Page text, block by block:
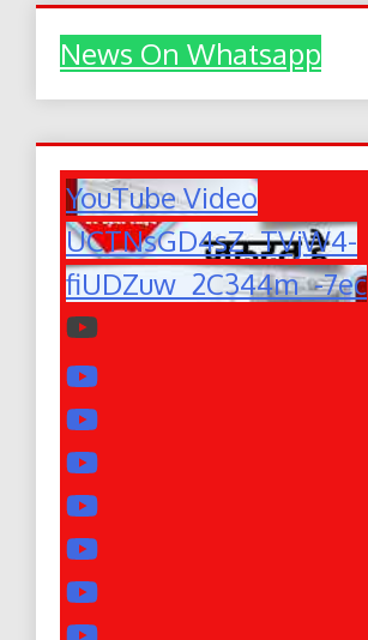
News On Whatsapp
YouTube Video
UCTNsGD4sZ_TVjW4-
fiUDZuw_2C344m_-7ec